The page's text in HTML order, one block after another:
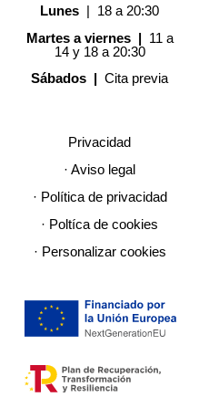
Lunes | 18 a 20:30
Martes a viernes | 11 a
14 y 18 a 20:30
Sábados |Cita previa
Privacidad
· Aviso legal
· Política de privacidad
· Poltíca de cookies
· Personalizar cookies